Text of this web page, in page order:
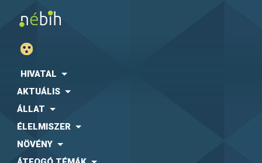
HIVATAL
AKTUÁLIS
ÁLLAT
ÉLELMISZER
NÖVÉNY